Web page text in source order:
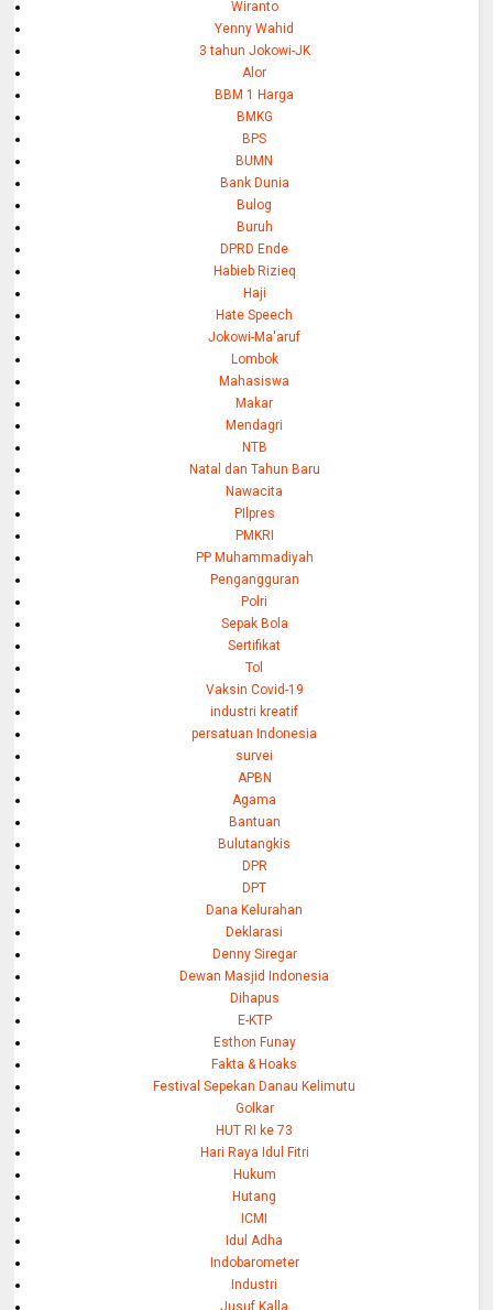
Wiranto
Yenny Wahid
3 tahun Jokowi-JK
Alor
BBM 1 Harga
BMKG
BPS
BUMN
Bank Dunia
Bulog
Buruh
DPRD Ende
Habieb Rizieq
Haji
Hate Speech
Jokowi-Ma'aruf
Lombok
Mahasiswa
Makar
Mendagri
NTB
Natal dan Tahun Baru
Nawacita
PIlpres
PMKRI
PP Muhammadiyah
Pengangguran
Polri
Sepak Bola
Sertifikat
Tol
Vaksin Covid-19
industri kreatif
persatuan Indonesia
survei
APBN
Agama
Bantuan
Bulutangkis
DPR
DPT
Dana Kelurahan
Deklarasi
Denny Siregar
Dewan Masjid Indonesia
Dihapus
E-KTP
Esthon Funay
Fakta & Hoaks
Festival Sepekan Danau Kelimutu
Golkar
HUT RI ke 73
Hari Raya Idul Fitri
Hukum
Hutang
ICMI
Idul Adha
Indobarometer
Industri
Jusuf Kalla